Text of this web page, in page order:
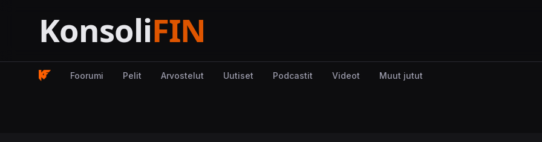
Foorumi Pelit Arvostelut Uutiset Podcastit Videot Muut jutut